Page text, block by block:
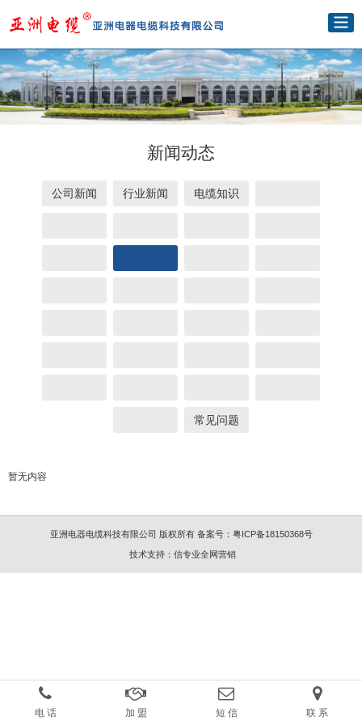
新闻动态
公司新闻 行业新闻 电缆知识
常见问题
暂无内容
亚洲电器电缆科技有限公司 版权所有 备案号： 粤ICP备18150368号
技术支持： 信专业全网营销
电 话 加 盟 短 信 联 系